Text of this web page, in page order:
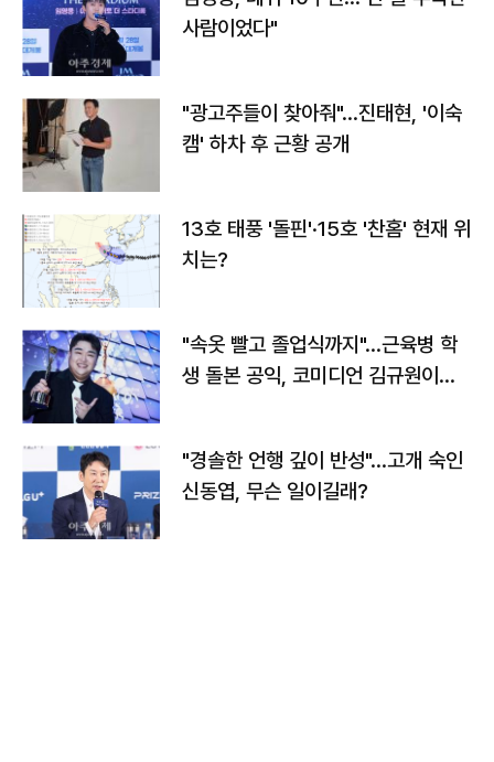
사람이었다"
"광고주들이 찾아줘"…진태현, '이숙
캠' 하차 후 근황 공개
13호 태풍 '돌핀'·15호 '찬홈' 현재 위
치는?
"속옷 빨고 졸업식까지"…근육병 학
생 돌본 공익, 코미디언 김규원이었
"경솔한 언행 깊이 반성"…고개 숙인
신동엽, 무슨 일이길래?